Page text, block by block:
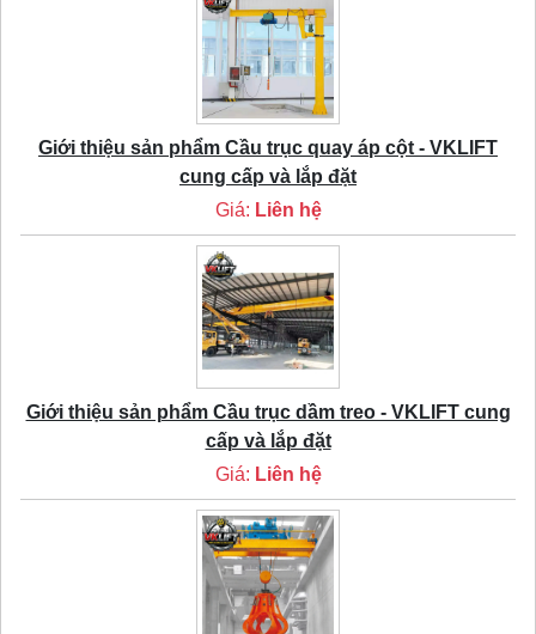
Giới thiệu sản phẩm Cầu trục quay áp cột - VKLIFT
cung cấp và lắp đặt
Giá: Liên hệ
Giới thiệu sản phẩm Cầu trục dầm treo - VKLIFT cung
cấp và lắp đặt
Giá: Liên hệ